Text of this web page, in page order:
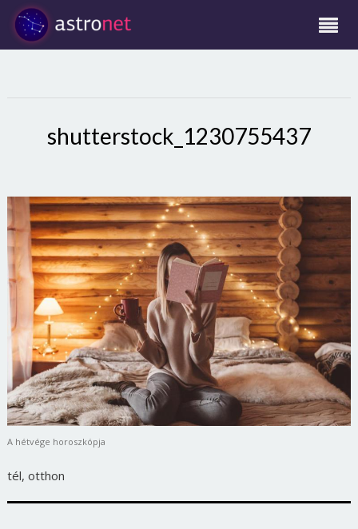
shutterstock_1230755437
A hétvége horoszkópja
tél, otthon